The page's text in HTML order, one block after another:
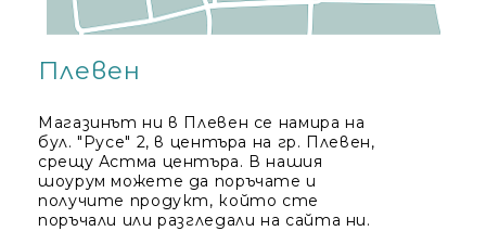
Плевен
Магазинът ни в Плевен се намира на
бул. "Русе" 2, в центъра на гр. Плевен,
срещу Астма центъра. В нашия
шоурум можете да поръчате и
получите продукт, който сте
поръчали или разгледали на сайта ни.